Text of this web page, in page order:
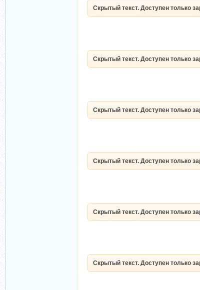
Скрытый текст. Доступен только
Скрытый текст. Доступен только
Скрытый текст. Доступен только
Скрытый текст. Доступен только
Скрытый текст. Доступен только
Скрытый текст. Доступен только